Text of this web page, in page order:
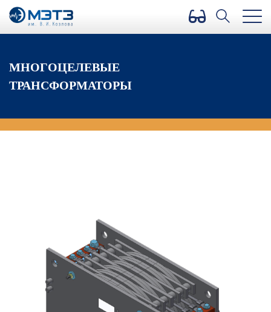
Версия для слабовидящих
МНОГОЦЕЛЕВЫЕ
ТРАНСФОРМАТОРЫ